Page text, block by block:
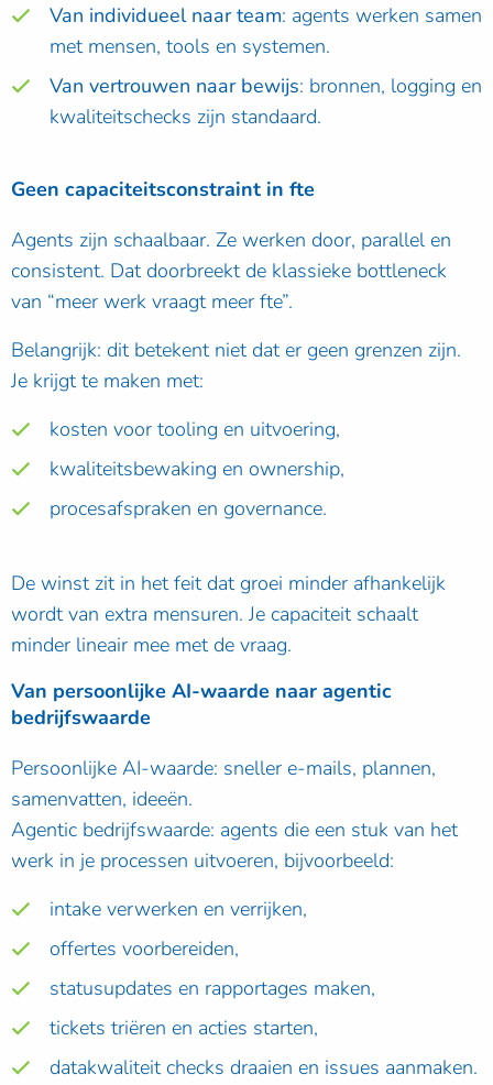
Van individueel naar team: agents werken samen
met mensen, tools en systemen.
Van vertrouwen naar bewijs: bronnen, logging en
kwaliteitschecks zijn standaard.
Geen capaciteitsconstraint in fte
Agents zijn schaalbaar. Ze werken door, parallel en
consistent. Dat doorbreekt de klassieke bottleneck
van “meer werk vraagt meer fte”.
Belangrijk: dit betekent niet dat er geen grenzen zijn.
Je krijgt te maken met:
kosten voor tooling en uitvoering,
kwaliteitsbewaking en ownership,
procesafspraken en governance.
De winst zit in het feit dat groei minder afhankelijk
wordt van extra mensuren. Je capaciteit schaalt
minder lineair mee met de vraag.
Van persoonlijke AI-waarde naar agentic
bedrijfswaarde
Persoonlijke AI-waarde: sneller e-mails, plannen,
samenvatten, ideeën.
Agentic bedrijfswaarde: agents die een stuk van het
werk in je processen uitvoeren, bijvoorbeeld:
intake verwerken en verrijken,
offertes voorbereiden,
statusupdates en rapportages maken,
tickets triëren en acties starten,
datakwaliteit checks draaien en issues aanmaken.